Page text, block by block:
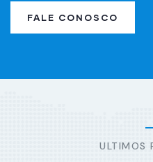
FALE CONOSCO
ULTIMOS